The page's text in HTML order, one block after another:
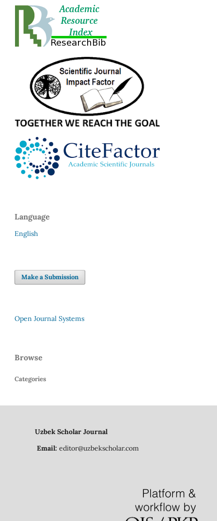
Language
English
Make a Submission
Open Journal Systems
Browse
Categories
Uzbek Scholar Journal
Email: editor@uzbekscholar.com